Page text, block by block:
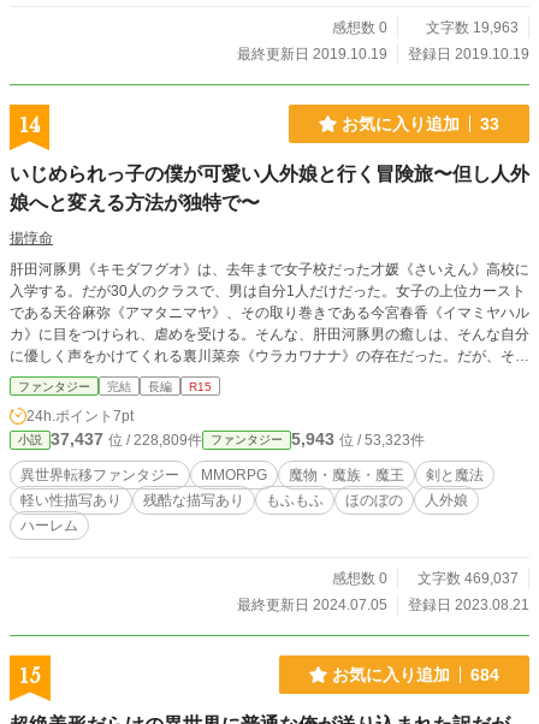
感想数 0
文字数 19,963
最終更新日 2019.10.19
登録日 2019.10.19
14 お気に入り追加 33
いじめられっ子の僕が可愛い人外娘と行く冒険旅〜但し人外
娘へと変える方法が独特で〜
揚惇命
肝田河豚男《キモダフグオ》は、去年まで女子校だった才媛《さいえん》高校に
入学する。だが30人のクラスで、男は自分1人だけだった。女子の上位カースト
である天谷麻弥《アマタニマヤ》、その取り巻きである今宮春香《イマミヤハル
カ》に目をつけられ、虐めを受ける。そんな、肝田河豚男の癒しは、そんな自分
に優しく声をかけてくれる裏川菜奈《ウラカワナナ》の存在だった。だが、それ
も脆く崩れ去る。なんと裏川菜奈こそが天谷麻弥と今宮春香。それにクラスの女
子たちをコントロールしていたのだ。そのことを知った肝田河豚男は、大好きな
VRMMORPGデモンズフロンティアの世界へと逃げようとする。しかし、運営会
社が資金難で倒産して、突然のサービス終了。心の支えを失った肝田河豚男は、
とうとう死ぬことを決意する。そして、向かった商業施設のビルの路地裏で怪し
げな店を見つける。そこはどんな願いも一つだけ叶えてくれる魔法の店だった。
そこでリストバンドを買った肝田河豚男は、半信半疑のまま大好きなデモンズフ
ロンティアの復活を願う。目を開けるとそこは、デモンズフロンティアの世界だ
18時投稿予定。土日はお休み。 ※バイオレンス要素と軽い性描写があるため苦
ファンタジー 完結 長編 R15
24h.ポイント 7pt
小説 37,437 位 / 228,809件 ファンタジー 5,943 位 / 53,323件
異世界転移ファンタジー MMORPG 魔物・魔族・魔王
剣と魔法
軽い性描写あり
残酷な描写あり もふもふ ほのぼの
人外娘
ハーレム
感想数 0
文字数 469,037
最終更新日 2024.07.05
登録日 2023.08.21
15 お気に入り追加 684